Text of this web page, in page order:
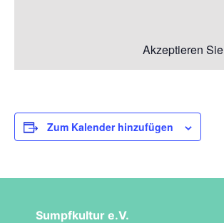
Akzeptieren Sie
Zum Kalender hinzufügen
Sumpfkultur e.V.